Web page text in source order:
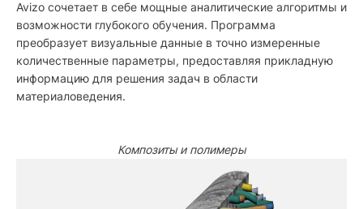
Avizo сочетает в себе мощные аналитические алгоритмы и
возможности глубокого обучения. Программа
преобразует визуальные данные в точно измеренные
количественные параметры, предоставляя прикладную
информацию для решения задач в области
материаловедения.
Композиты и полимеры